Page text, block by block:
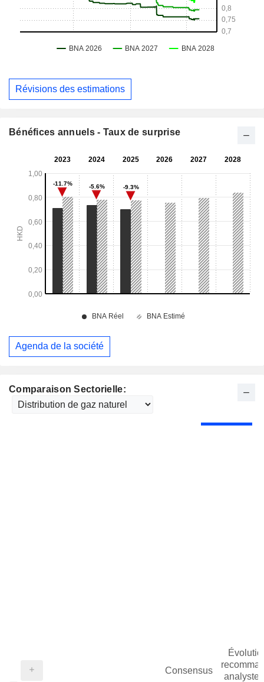
Comparaison Sectorielle:
Consensus
Révisions des estimations
Bénéfices annuels - Taux de surprise
Agenda de la société